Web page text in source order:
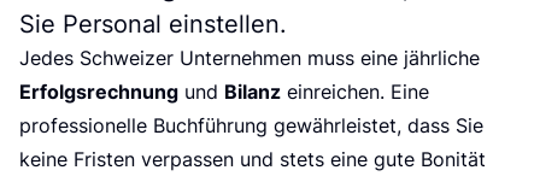
Sie Personal einstellen.
Jedes Schweizer Unternehmen muss eine jährliche
Erfolgsrechnung und Bilanz einreichen. Eine
professionelle Buchführung gewährleistet, dass Sie
keine Fristen verpassen und stets eine gute Bonität